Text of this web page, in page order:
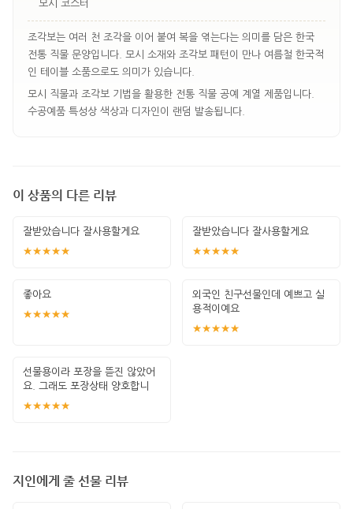
모시 코스터
조각보는 여러 천 조각을 이어 붙여 복을 엮는다는 의미를 담은 한국
전통 직물 문양입니다. 모시 소재와 조각보 패턴이 만나 여름철 한국적
인 테이블 소품으로도 의미가 있습니다.
모시 직물과 조각보 기법을 활용한 전통 직물 공예 계열 제품입니다.
수공예품 특성상 색상과 디자인이 랜덤 발송됩니다.
이 상품의 다른 리뷰
잘받았습니다 잘사용할게요
★★★★★
잘받았습니다 잘사용할게요
★★★★★
좋아요
★★★★★
외국인 친구선물인데 예쁘고 실
용적이예요
★★★★★
선물용이라 포장을 뜯진 않았어
요. 그래도 포장상태 양호합니
다. 좋은 선물
★★★★★
지인에게 줄 선물 리뷰